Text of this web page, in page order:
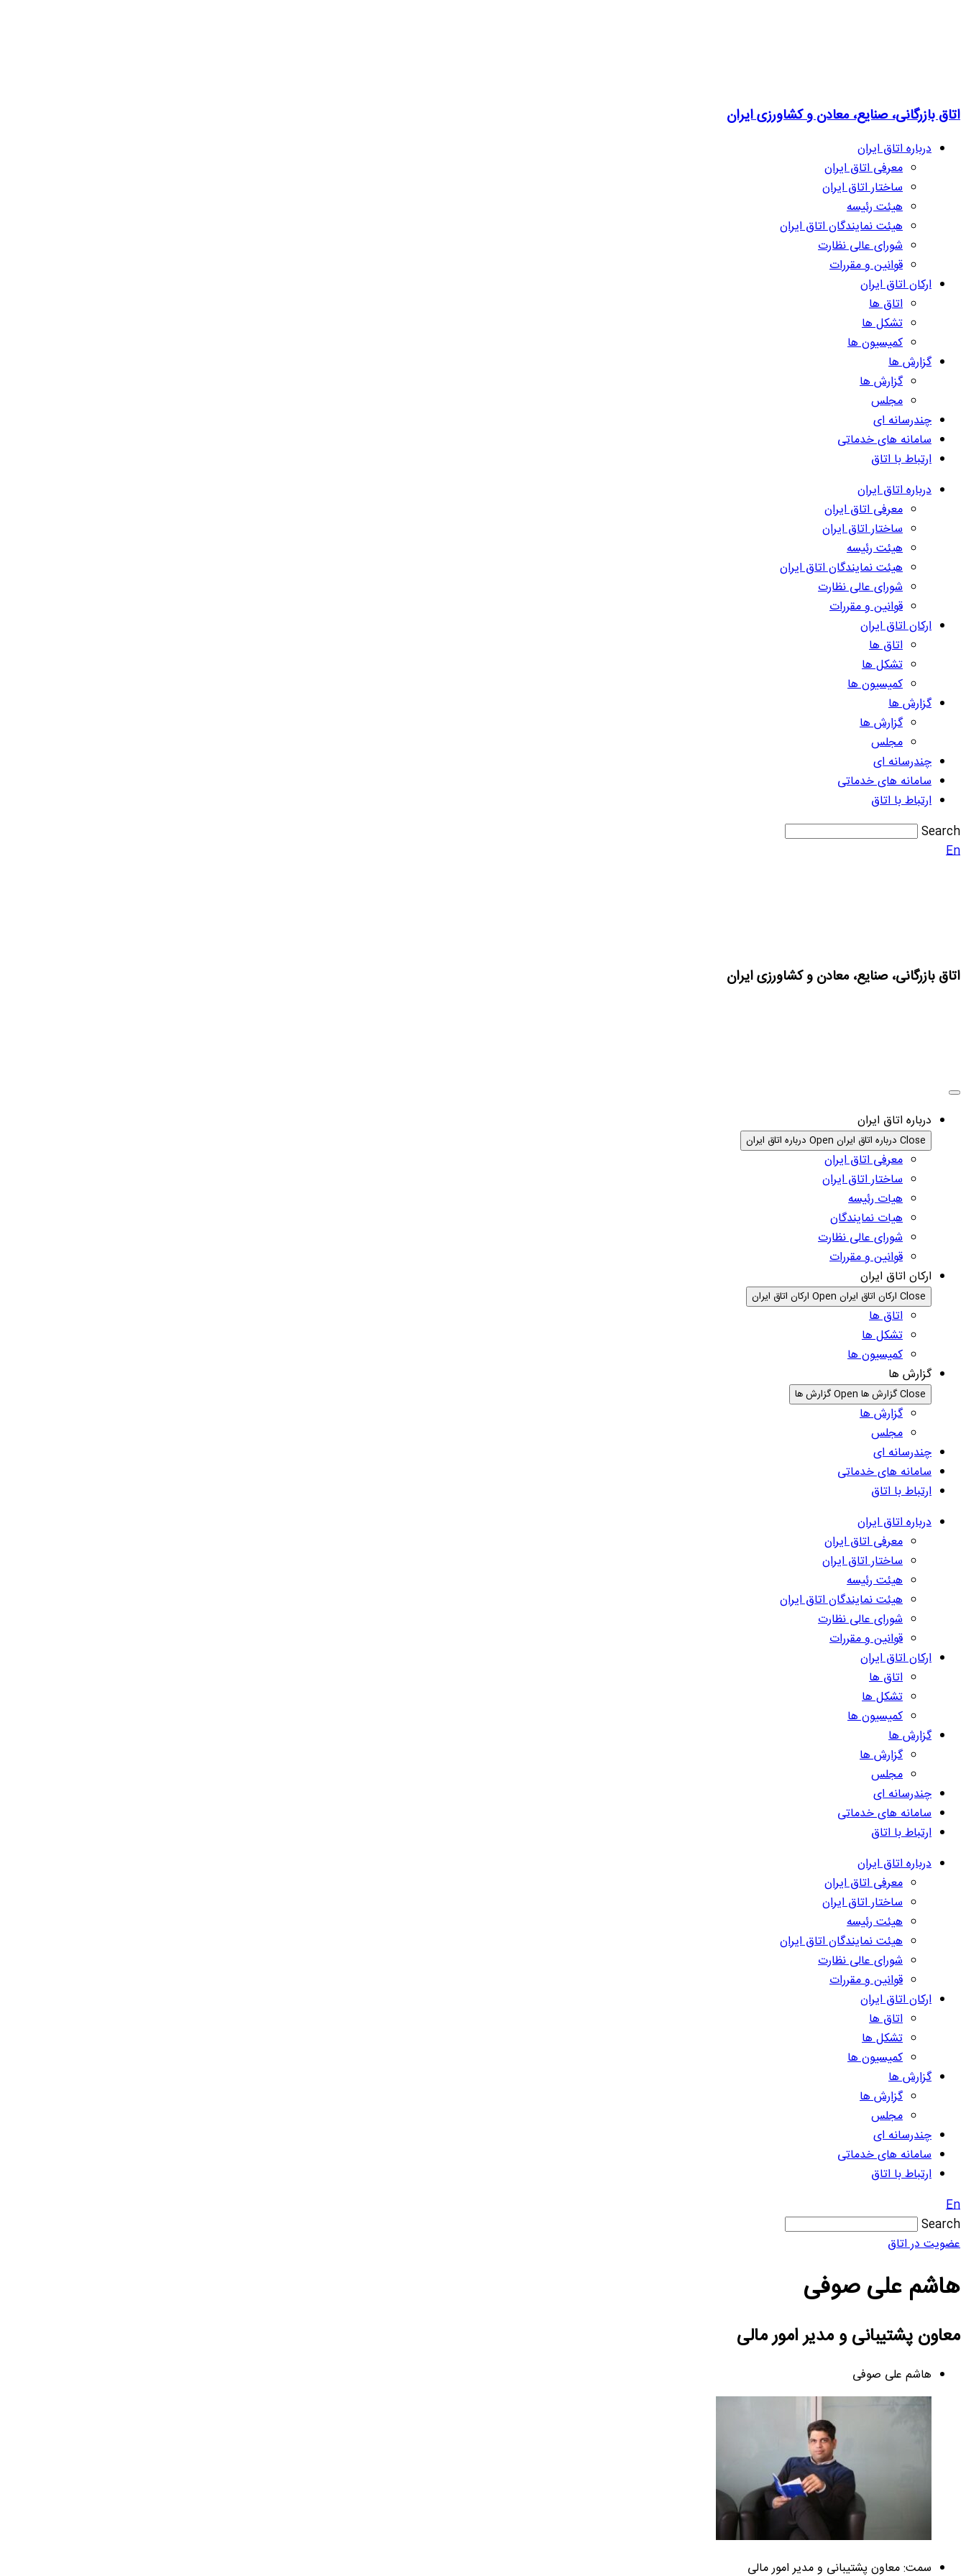
اتاق بازرگانی، صنایع، معادن و کشاورزی ایران
درباره اتاق ایران
معرفی اتاق ایران
ساختار اتاق ایران
هیئت رئیسه
هیئت نمایندگان اتاق ایران
شورای عالی نظارت
قوانین و مقررات
ارکان اتاق ایران
اتاق ها
تشکل ها
کمیسیون ها
گزارش ها
گزارش ها
مجلس
چندرسانه ای
سامانه های خدماتی
ارتباط با اتاق
درباره اتاق ایران
معرفی اتاق ایران
ساختار اتاق ایران
هیئت رئیسه
هیئت نمایندگان اتاق ایران
شورای عالی نظارت
قوانین و مقررات
ارکان اتاق ایران
اتاق ها
تشکل ها
کمیسیون ها
گزارش ها
گزارش ها
مجلس
چندرسانه ای
سامانه های خدماتی
ارتباط با اتاق
Search
En
اتاق بازرگانی، صنایع، معادن و کشاورزی ایران
درباره اتاق ایران
Close درباره اتاق ایران Open درباره اتاق ایران
معرفی اتاق ایران
ساختار اتاق ایران
هیات رئیسه
هیات نمایندگان
شورای عالی نظارت
قوانین و مقررات
ارکان اتاق ایران
Close ارکان اتاق ایران Open ارکان اتاق ایران
اتاق ها
تشکل ها
کمیسیون ها
گزارش ها
Close گزارش ها Open گزارش ها
گزارش ها
مجلس
چندرسانه ای
سامانه های خدماتی
ارتباط با اتاق
درباره اتاق ایران
معرفی اتاق ایران
ساختار اتاق ایران
هیئت رئیسه
هیئت نمایندگان اتاق ایران
شورای عالی نظارت
قوانین و مقررات
ارکان اتاق ایران
اتاق ها
تشکل ها
کمیسیون ها
گزارش ها
گزارش ها
مجلس
چندرسانه ای
سامانه های خدماتی
ارتباط با اتاق
درباره اتاق ایران
معرفی اتاق ایران
ساختار اتاق ایران
هیئت رئیسه
هیئت نمایندگان اتاق ایران
شورای عالی نظارت
قوانین و مقررات
ارکان اتاق ایران
اتاق ها
تشکل ها
کمیسیون ها
گزارش ها
گزارش ها
مجلس
چندرسانه ای
سامانه های خدماتی
ارتباط با اتاق
En
Search
عضویت در اتاق
هاشم علی صوفی
معاون پشتیبانی و مدیر امور مالی
هاشم علی صوفی
سمت: معاون پشتیبانی و مدیر امور مالی